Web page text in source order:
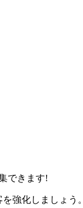
できます!
強化しましょう。